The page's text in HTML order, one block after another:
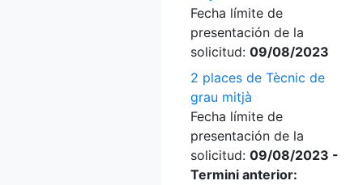
Fecha límite de
presentación de la
solicitud: 09/08/2023
2 places de Tècnic de
grau mitjà
Fecha límite de
presentación de la
solicitud: 09/08/2023 -
Termini anterior: